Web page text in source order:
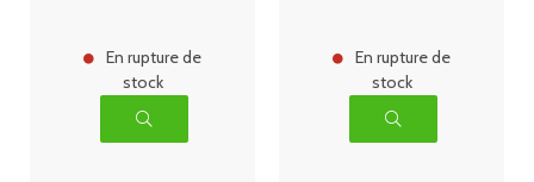
En rupture de
stock
En rupture de
stock